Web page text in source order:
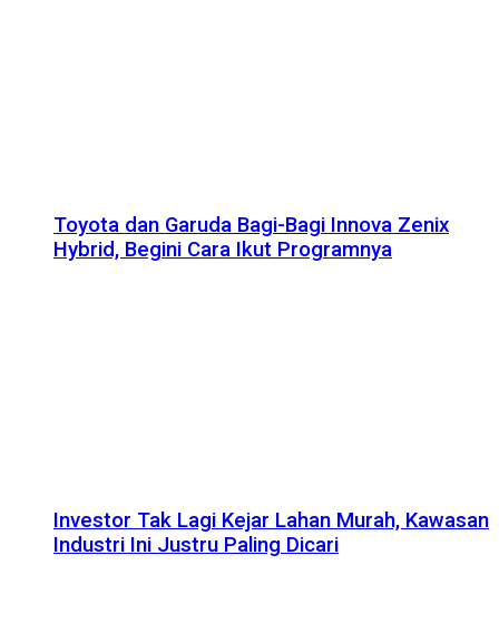
Toyota dan Garuda Bagi-Bagi Innova Zenix
Hybrid, Begini Cara Ikut Programnya
Investor Tak Lagi Kejar Lahan Murah, Kawasan
Industri Ini Justru Paling Dicari